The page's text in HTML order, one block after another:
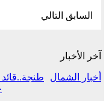
السابق التالي
آخر الأخبار
أخبار الشمال